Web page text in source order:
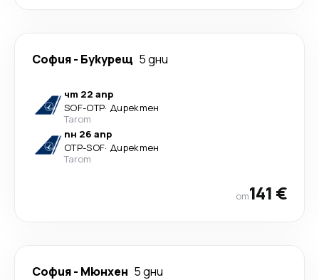
София- Букурещ 5 дни
чт 22 апр
SOF-OTP· Директен
Tarom
пн 26 апр
OTP-SOF· Директен
Tarom
от141 €
София- Мюнхен 5 дни